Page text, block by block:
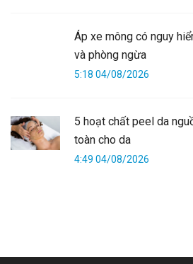
Áp xe mông có nguy
và phòng ngừa
5:18 04/08/2026
5 hoạt chất peel da
toàn cho da
4:49 04/08/2026